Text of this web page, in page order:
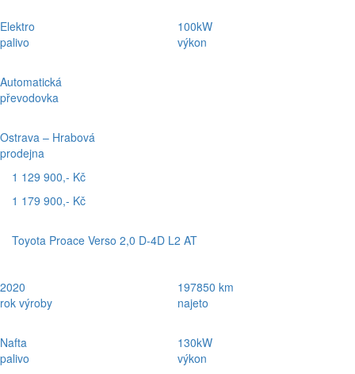
Elektro
palivo
Automatická
převodovka
Ostrava – Hrabová
prodejna
100kW
výkon
1 129 900,- Kč
1 179 900,- Kč
Toyota Proace Verso 2,0 D-4D L2 AT
2020
rok výroby
Nafta
palivo
197850 km
najeto
130kW
výkon